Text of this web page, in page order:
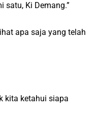
satu, Ki Demang.”
apa saja yang telah
kita ketahui siapa